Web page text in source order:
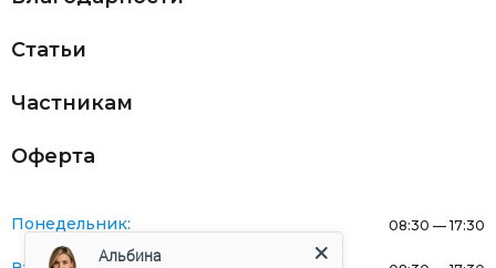
Статьи
Частникам
Оферта
Понедельник: 08:30 — 17:30
Альбина